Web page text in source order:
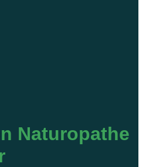
Naturopathe